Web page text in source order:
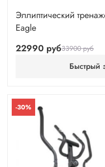
Эллиптический
Eagle
22990 руб33900 руб
Быстрый
-30%